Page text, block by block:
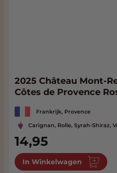
2025 Château Mont-
Côtes de Provence
Frankrijk, Provence
Carignan, Rolle, Syrah-Shiraz,
14,95
In Winkelwagen